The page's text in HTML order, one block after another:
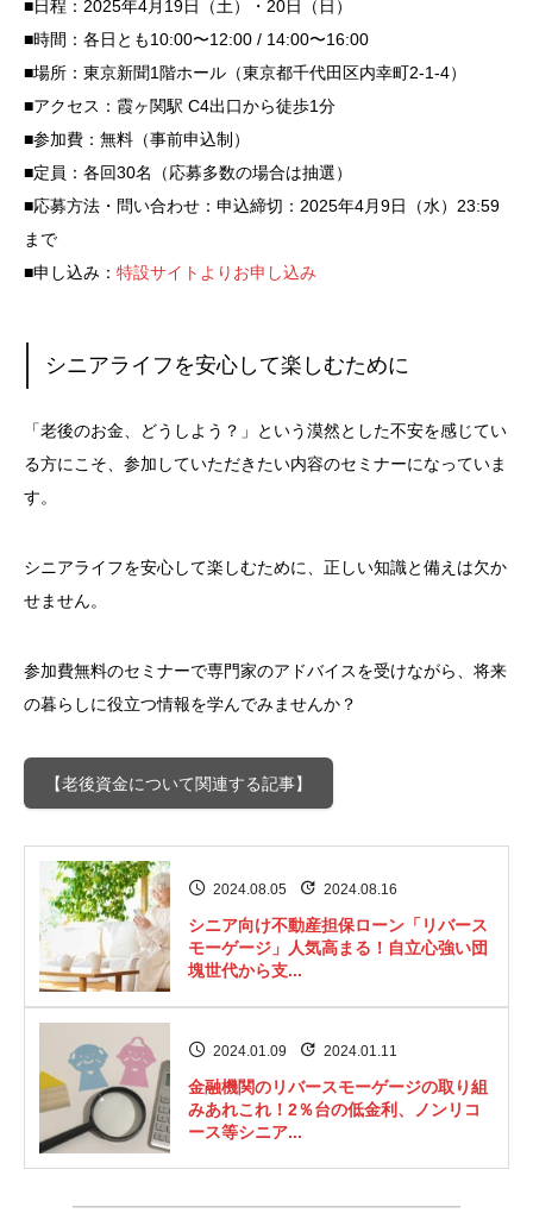
■日程：2025年4月19日（土）・20日（日）
■時間：各日とも10:00〜12:00 / 14:00〜16:00
■場所：東京新聞1階ホール（東京都千代田区内幸町2-1-4）
■アクセス：霞ヶ関駅 C4出口から徒歩1分
■参加費：無料（事前申込制）
■定員：各回30名（応募多数の場合は抽選）
■応募方法・問い合わせ：申込締切：2025年4月9日（水）23:59
まで
■申し込み： 特設サイトよりお申し込み
シニアライフを安心して楽しむために
「老後のお金、どうしよう？」という漠然とした不安を感じてい
る方にこそ、参加していただきたい内容のセミナーになっていま
す。
シニアライフを安心して楽しむために、正しい知識と備えは欠か
せません。
参加費無料のセミナーで専門家のアドバイスを受けながら、将来
の暮らしに役立つ情報を学んでみませんか？
【老後資金について関連する記事】
2024.08.05 2024.08.16
シニア向け不動産担保ローン「リバース
モーゲージ」人気高まる！自立心強い団
塊世代から支...
2024.01.09 2024.01.11
金融機関のリバースモーゲージの取り組
みあれこれ！2％台の低金利、ノンリコ
ース等シニア...